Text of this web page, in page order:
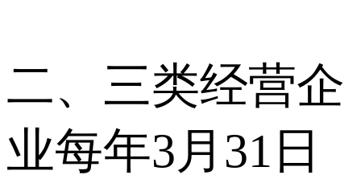
二、三类经营企
业每年3月31日